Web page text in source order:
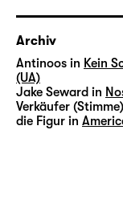
Archiv
Antinoos in Kein
(UA)
Jake Seward in
Verkäufer
die Figur in